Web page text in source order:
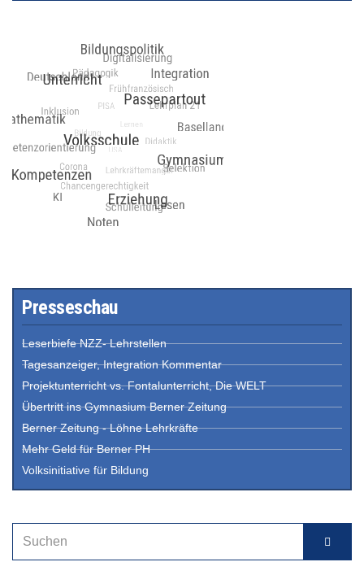
Presseschau
Leserbiefe NZZ- Lehrstellen
Tagesanzeiger, Integration Kommentar
Projektunterricht vs. Fontalunterricht, Die WELT
Übertritt ins Gymnasium Berner Zeitung
Berner Zeitung - Löhne Lehrkräfte
Mehr Geld für Berner PH
Volksinitiative für Bildung